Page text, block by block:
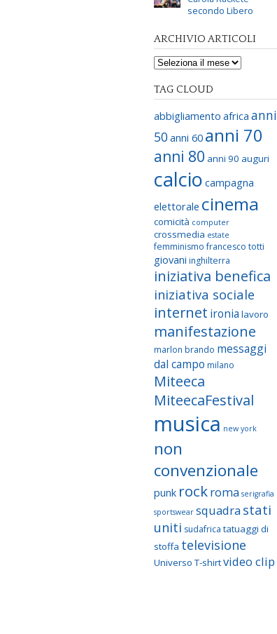
secondo Libero
ARCHIVIO ARTICOLI
TAG CLOUD
abbigliamento africa anni
50anni 60 anni 70
anni 80 anni 90 auguri
calcio campagna
elettorale cinema
comicità computer
crossmedia estate
femminismo francesco totti
giovani inghilterra
iniziativa benefica
iniziativa sociale
internet ironia lavoro
manifestazione
marlon brando messaggi
dal campo milano
Miteeca
MiteecaFestival
musica new york
non
convenzionale
punk rockroma serigrafia
sportswear squadra stati
uniti sudafrica tatuaggi di
stoffa televisione
Universo T-shirtvideo clip